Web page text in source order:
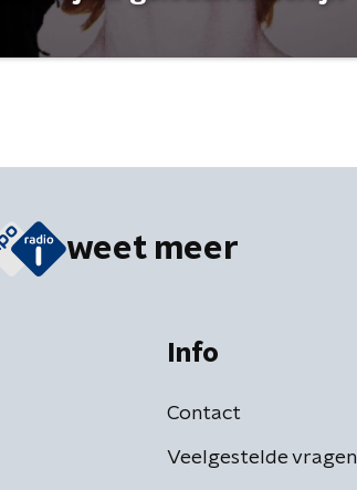
weet meer
Info
Contact
Veelgestelde vragen